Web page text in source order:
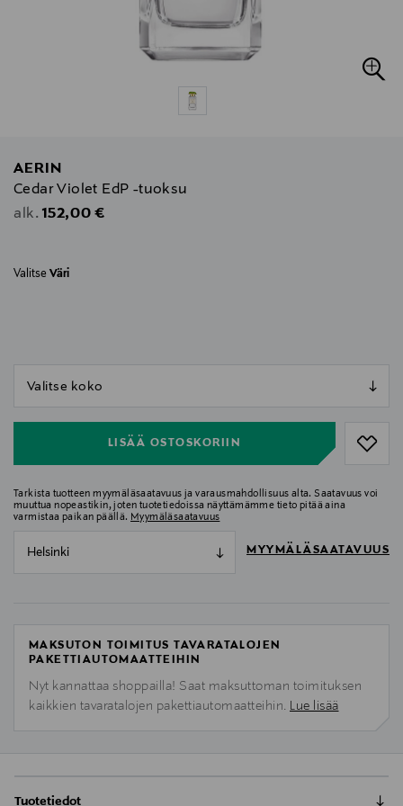
AERIN
Cedar Violet EdP -tuoksu
alk. Original Price
152,00 €
Valitse Väri
LISÄÄ OSTOSKORIIN
Tarkista tuotteen myymäläsaatavuus ja varausmahdollisuus alta. Saatavuus voi
muuttua nopeastikin, joten tuotetiedoissa näyttämämme tieto pitää aina
varmistaa paikan päällä. Myymäläsaatavuus
Helsinki MYYMÄLÄSAATAVUUS
MAKSUTON TOIMITUS TAVARATALOJEN
PAKETTIAUTOMAATTEIHIN
Nyt kannattaa shoppailla! Saat maksuttoman toimituksen
kaikkien tavaratalojen pakettiautomaatteihin. Lue lisää
Tuotetiedot